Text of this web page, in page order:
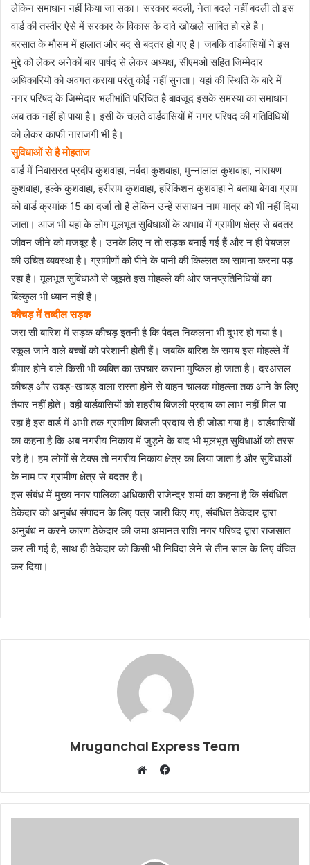
लेकिन समाधान नहीं किया जा सका। सरकार बदली, नेता बदले नहीं बदली तो इस
वार्ड की तस्वीर ऐसे में सरकार के विकास के दावे खोखले साबित हो रहे है।
बरसात के मौसम में हालात और बद से बदतर हो गए है। जबकि वार्डवासियों ने इस
मुद्दे को लेकर अनेकों बार पार्षद से लेकर अध्यक्ष, सीएमओ सहित जिम्मेदार
अधिकारियों को अवगत कराया परंतु कोई नहीं सुनता। यहां की स्थिति के बारे में
नगर परिषद के जिम्मेदार भलीभांति परिचित है बावजूद इसके समस्या का समाधान
अब तक नहीं हो पाया है। इसी के चलते वार्डवासियों में नगर परिषद की गतिविधियों
को लेकर काफी नाराजगी भी है।
सुविधाओं से है मोहताज
वार्ड में निवासरत प्रदीप कुशवाहा, नर्वदा कुशवाहा, मुन्नालाल कुशवाहा, नारायण
कुशवाहा, हल्के कुशवाहा, हरीराम कुशवाहा, हरिकिशन कुशवाहा ने बताया बेगवा ग्राम
को वार्ड क्रमांक 15 का दर्जा तोे हैं लेकिन उन्हें संसाधन नाम मात्र को भी नहीं दिया
जाता। आज भी यहां के लोग मूलभूत सुविधाओं के अभाव में ग्रामीण क्षेत्र से बदतर
जीवन जीने को मजबूर है। उनके लिए न तो सड़क बनाई गई हैं और न ही पेयजल
की उचित व्यवस्था है। ग्रामीणों को पीने के पानी की किल्लत का सामना करना पड़
रहा है। मूलभूत सुविधाओं से जूझते इस मोहल्ले की ओर जनप्रतिनिधियों का
बिल्कुल भी ध्यान नहीं है।
कीचड़ में तब्दील सड़क
जरा सी बारिश में सड़क कीचड़ इतनी है कि पैदल निकलना भी दूभर हो गया है।
स्कूल जाने वाले बच्चों को परेशानी होती हैं। जबकि बारिश के समय इस मोहल्ले में
बीमार होने वाले किसी भी व्यक्ति का उपचार कराना मुष्किल हो जाता है। दरअसल
कीचड़ और उबड़-खाबड़ वाला रास्ता होने से वाहन चालक मोहल्ला तक आने के लिए
तैयार नहीं होते। वही वार्डवासियों को शहरीय बिजली प्रदाय का लाभ नहीं मिल पा
रहा है इस वार्ड में अभी तक ग्रामीण बिजली प्रदाय से ही जोडा गया है। वार्डवासियों
का कहना है कि अब नगरीय निकाय में जुड़ने के बाद भी मूलभूत सुविधाओं को तरस
रहे है। हम लोगों से टेक्स तो नगरीय निकाय क्षेत्र का लिया जाता है और सुविधाओं
के नाम पर ग्रामीण क्षेत्र से बदतर है।
इस संबंध में मुख्य नगर पालिका अधिकारी राजेन्द्र शर्मा का कहना है कि संबंधित
ठेकेदार को अनुबंध संपादन के लिए पत्र जारी किए गए, संबंधित ठेकेदार द्वारा
अनुबंध न करने कारण ठेकेदार की जमा अमानत राशि नगर परिषद द्वारा राजसात
कर ली गई है, साथ ही ठेकेदार को किसी भी निविदा लेने से तीन साल के लिए वंचित
कर दिया।
Mruganchal Express Team
Facebook